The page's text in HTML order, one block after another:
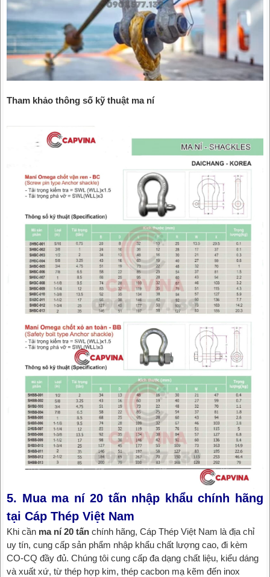
Tham khảo thông số kỹ thuật ma ní
5. Mua ma ní 20 tấn nhập khẩu chính hãng
tại Cáp Thép Việt Nam
Khi cần ma ní 20 tấn chính hãng, Cáp Thép Việt Nam là địa chỉ
uy tín, cung cấp sản phẩm nhập khẩu chất lượng cao, đi kèm
CO-CQ đầy đủ. Chúng tôi cung cấp đa dạng chất liệu, kiểu dáng
và xuất xứ, từ thép hợp kim, thép cacbon mạ kẽm đến inox